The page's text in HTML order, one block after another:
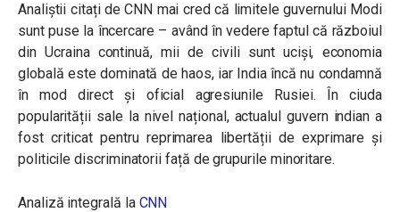
Analiștii citați de CNN mai cred că limitele guvernului Modi
sunt puse la încercare – având în vedere faptul că războiul
din Ucraina continuă, mii de civili sunt uciși, economia
globală este dominată de haos, iar India încă nu condamnă
în mod direct și oficial agresiunile Rusiei. În ciuda
popularității sale la nivel național, actualul guvern indian a
fost criticat pentru reprimarea libertății de exprimare și
politicile discriminatorii față de grupurile minoritare.
Analiză integrală la CNN